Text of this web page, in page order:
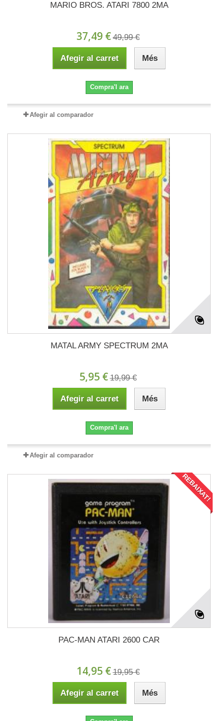
MARIO BROS. ATARI 7800 2MA
37,49 € 49,99 €
Afegir al carret Més
Compra'l ara
Afegir al comparador
MATAL ARMY SPECTRUM 2MA
5,95 € 19,99 €
Afegir al carret Més
Compra'l ara
Afegir al comparador
REBAIXAT!
PAC-MAN ATARI 2600 CAR
14,95 € 19,95 €
Afegir al carret Més